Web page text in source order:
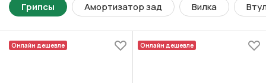
Амортизатор зад Вилка
Грипсы
Онлайн дешевле Онлайн дешевле